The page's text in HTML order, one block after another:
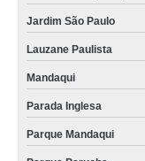
Jardim São Paulo
Lauzane Paulista
Mandaqui
Parada Inglesa
Parque Mandaqui